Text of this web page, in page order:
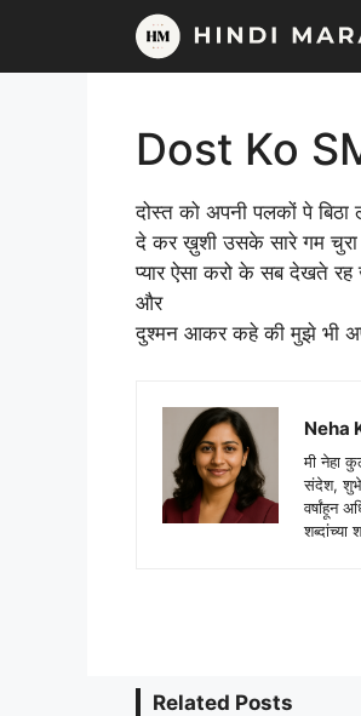
content
Dost Ko
दोस्त को अपनी पलकों पे बिठा
दे कर ख़ुशी उसके सारे गम चुरा
प्यार ऐसा करो के सब देखते रह
और
दुश्मन आकर कहे की मुझे भी
Neha
मी नेहा
संदेश,
वर्षांहून
Related Posts